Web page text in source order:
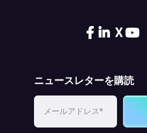
X
ニュースレターを購読